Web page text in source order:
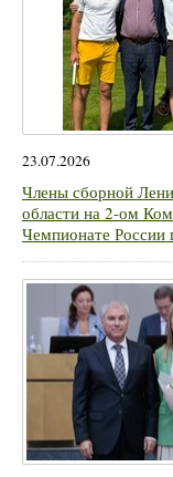
23.07.2026
Члены сборной
области на 2-ом
Чемпионате России